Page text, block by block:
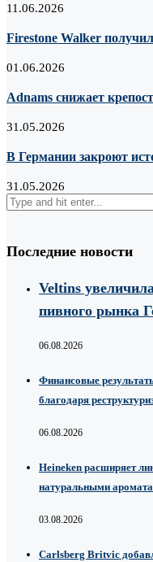
11.06.2026
Firestone Walker
01.06.2026
Adnams снижает
31.05.2026
В Германии закроют
31.05.2026
Последние новости
Veltins
пивного рынка
06.08.2026
Финансовые
благодаря
06.08.2026
Heineken расширяет
натуральными
03.08.2026
Carlsberg Britvic